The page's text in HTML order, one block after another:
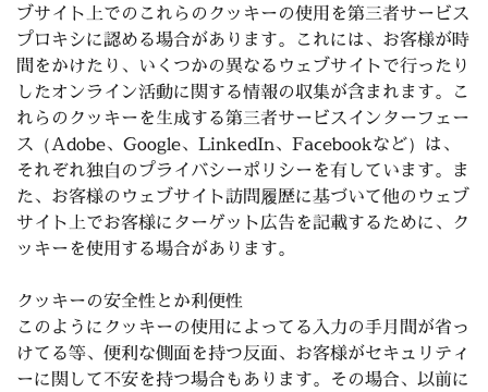
ブサイト上でのこれらのクッキーの使用を第三者サービス
プロキシに認める場合があります。これには、お客様が時
間をかけたり、いくつかの異なるウェブサイトで行ったり
したオンライン活動に関する情報の収集が含まれます。こ
れらのクッキーを生成する第三者サービスインターフェー
ス（Adobe、Google、LinkedIn、Facebookなど）は、
それぞれ独自のプライバシーポリシーを有しています。ま
た、お客様のウェブサイト訪問履歴に基づいて他のウェブ
サイト上でお客様にターゲット広告を記載するために、ク
ッキーを使用する場合があります。
クッキーの安全性とか利便性
このようにクッキーの使用によってる入力の手月間が省っ
けてる等、便利な側面を持つ反面、お客様がセキュリティ
ーに関して不安を持つ場合もあります。その場合、以前に